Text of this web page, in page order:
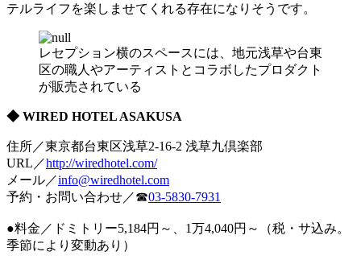
テルライフを楽しませてくれる存在になりそうです。
レセプション横のスペースには、地元浅草や台東
区の職人やアーティストとコラボしたプロダクト
が販売されている
◆ WIRED HOTEL ASAKUSA
住所／東京都台東区浅草2-16-2 浅草九倶楽部
URL／http://wiredhotel.com/
メール／info@wiredhotel.com
予約・お問い合わせ／☎03-5830-7931
●料金／ドミトリー5,184円～、1万4,040円～（税・サ込み。
季節により変動あり）